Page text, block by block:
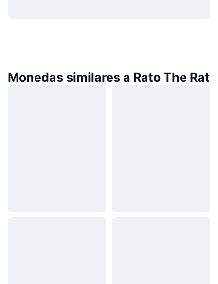
Monedas similares a Rato The Rat